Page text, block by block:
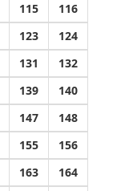
115
116
123
124
131
132
139
140
147
148
155
156
163
164